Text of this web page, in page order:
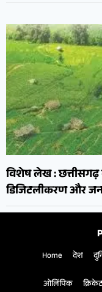
विशेष लेख : छत्तीसगढ़
डिजिटलीकरण और
Home देश
ओलिंपिक